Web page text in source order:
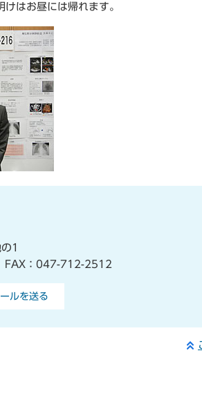
はお昼には帰れます。
1
FAX：047-712-2512
ルを送る